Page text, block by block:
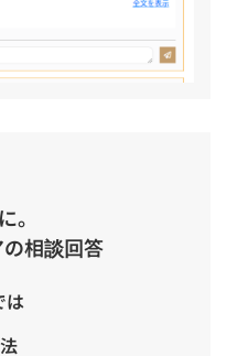
。
相談回答
は